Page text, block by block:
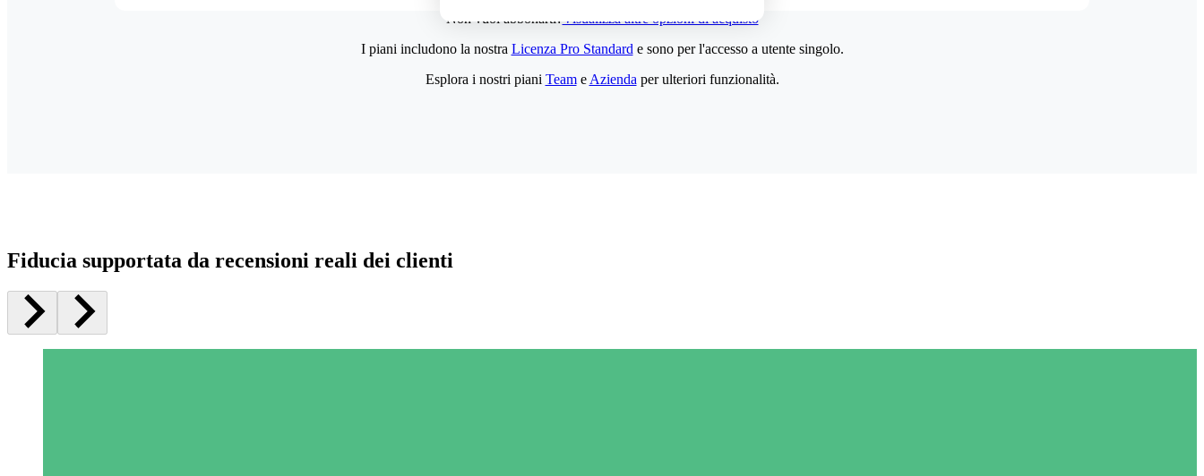
Non vuoi abbonarti?Visualizza altre opzioni di acquisto
I piani includono la nostra Licenza Pro Standard e sono per l'accesso a utente singolo.
Esplora i nostri piani Teame Azienda per ulteriori funzionalità.
Fiducia supportata da recensioni reali dei clienti